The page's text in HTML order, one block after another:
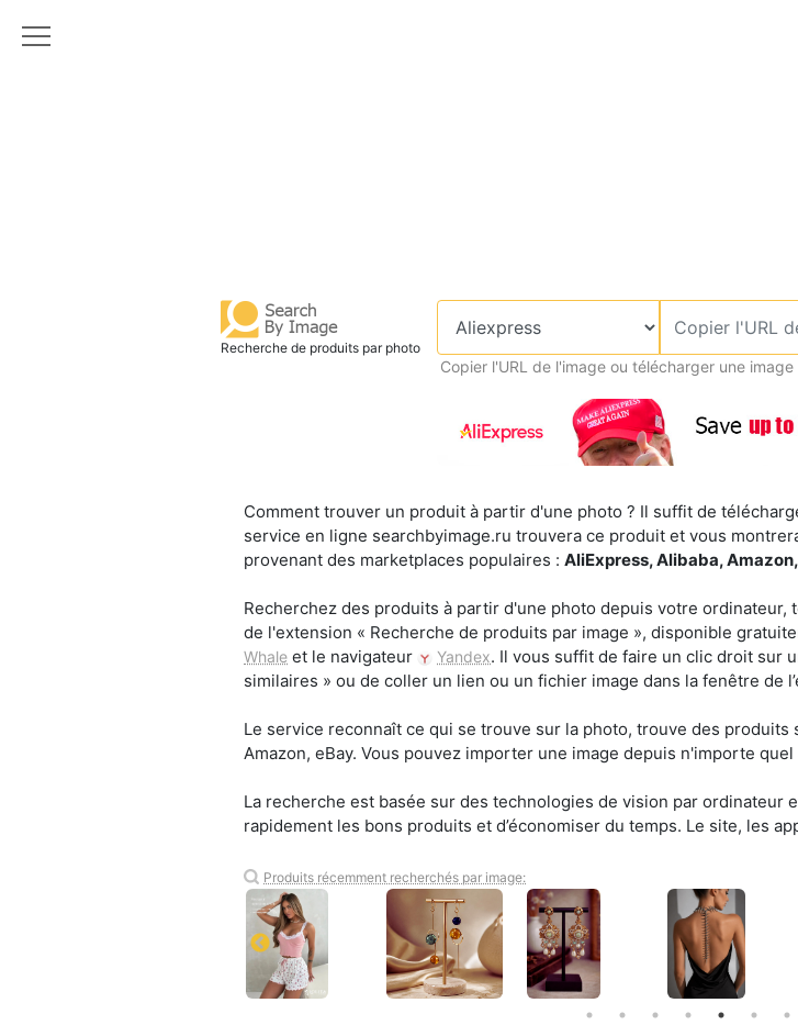
Recherche de produits par photo
Copier l'URL de l'image ou télécharger une image
Comment trouver un produit à partir d'une photo ? Il suffit de
service en ligne searchbyimage.ru trouvera ce produit et vous
provenant des marketplaces populaires : AliExpress, Alibaba,
Recherchez des produits à partir d'une photo depuis votre
de l'extension « Recherche de produits par image », disponible
Whale et le navigateur Yandex. Il vous suffit de faire un clic droit sur
similaires » ou de coller un lien ou un fichier image dans la fenêtre de
Le service reconnaît ce qui se trouve sur la photo, trouve des
Amazon, eBay. Vous pouvez importer une image depuis n'importe
La recherche est basée sur des technologies de vision par ordinateur
rapidement les bons produits et d’économiser du temps. Le site, les
Produits récemment recherchés par image: